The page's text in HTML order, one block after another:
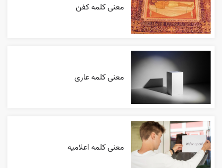
معنی کلمه کفن
معنی کلمه عاری
معنی کلمه اعلاميه